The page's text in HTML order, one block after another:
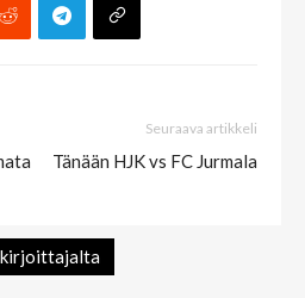
Seuraava artikkeli
Tänään HJK vs FC Jurmala
kirjoittajalta